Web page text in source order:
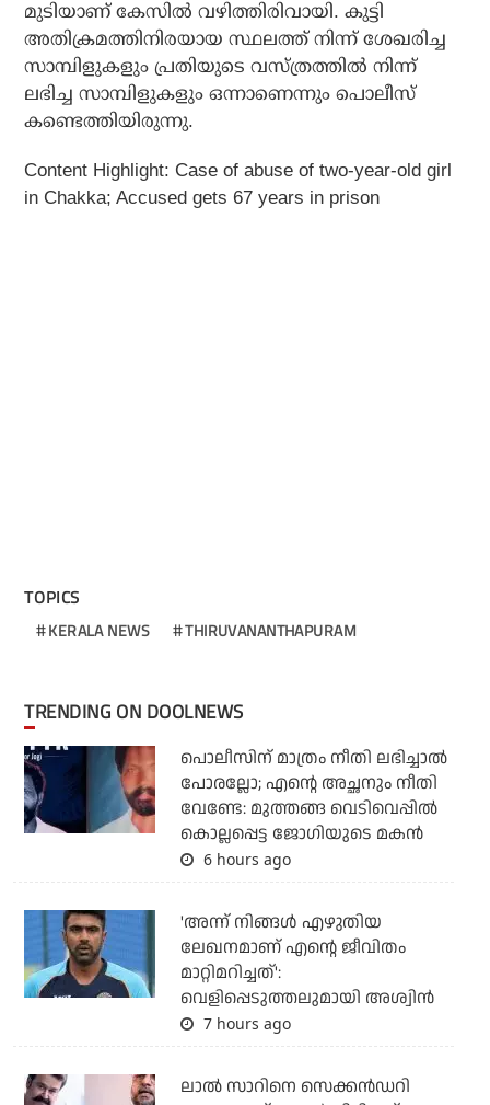
മുടിയാണ് കേസില്‍ വഴിത്തിരിവായി. കുട്ടി
അതിക്രമത്തിനിരയായ സ്ഥലത്ത് നിന്ന് ശേഖരിച്ച
സാമ്പിളുകളും പ്രതിയുടെ വസ്ത്രത്തില്‍ നിന്ന്
ലഭിച്ച സാമ്പിളുകളും ഒന്നാണെന്നും പൊലീസ്
കണ്ടെത്തിയിരുന്നു.
Content Highlight: Case of abuse of two-year-old girl
in Chakka; Accused gets 67 years in prison
TOPICS
KERALA NEWS THIRUVANANTHAPURAM
TRENDING ON DOOLNEWS
പൊലീസിന് മാത്രം നീതി ലഭിച്ചാല്‍
പോരല്ലോ; എന്റെ അച്ഛനും നീതി
വേണ്ടേ: മുത്തങ്ങ വെടിവെപ്പില്‍
കൊല്ലപ്പെട്ട ജോഗിയുടെ മകന്‍
6 hours ago
'അന്ന് നിങ്ങള്‍ എഴുതിയ
ലേഖനമാണ് എന്റെ ജീവിതം
മാറ്റിമറിച്ചത്':
വെളിപ്പെടുത്തലുമായി അശ്വിന്‍
7 hours ago
ലാല്‍ സാറിനെ സെക്കന്‍ഡറി